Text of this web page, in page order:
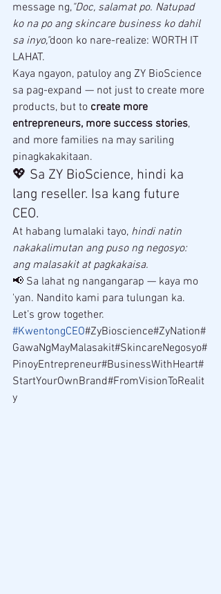
message ng,"Doc, salamat po. Natupad
ko na po ang skincare business ko dahil
sa inyo,"doon ko nare-realize: WORTH IT
LAHAT.
Kaya ngayon, patuloy ang ZY BioScience
sa pag-expand — not just to create more
products, but to create more
entrepreneurs, more success stories,
and more families na may sariling
pinagkakakitaan.
💖 Sa ZY BioScience, hindi ka
lang reseller. Isa kang future
CEO.
At habang lumalaki tayo, hindi natin
nakakalimutan ang puso ng negosyo:
ang malasakit at pagkakaisa.
📢 Sa lahat ng nangangarap — kaya mo
'yan. Nandito kami para tulungan ka.
Let’s grow together.
#KwentongCEO#ZyBioscience#ZyNation#
GawaNgMayMalasakit#SkincareNegosyo#
PinoyEntrepreneur#BusinessWithHeart#
StartYourOwnBrand#FromVisionToRealit
y